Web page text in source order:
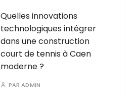
Quelles innovations
technologiques intégrer
dans une construction
court de tennis à Caen
moderne ?
PARADMIN